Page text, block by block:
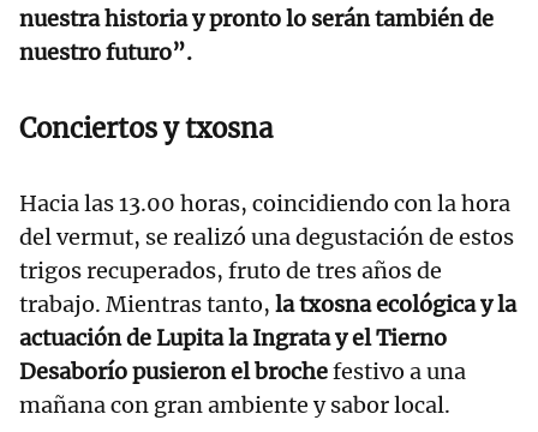
nuestra historia y pronto lo serán también de
nuestro futuro”.
Conciertos y txosna
Hacia las 13.00 horas, coincidiendo con la hora
del vermut, se realizó una degustación de estos
trigos recuperados, fruto de tres años de
trabajo. Mientras tanto, la txosna ecológica y la
actuación de Lupita la Ingrata y el Tierno
Desaborío pusieron el brochefestivo a una
mañana con gran ambiente y sabor local.